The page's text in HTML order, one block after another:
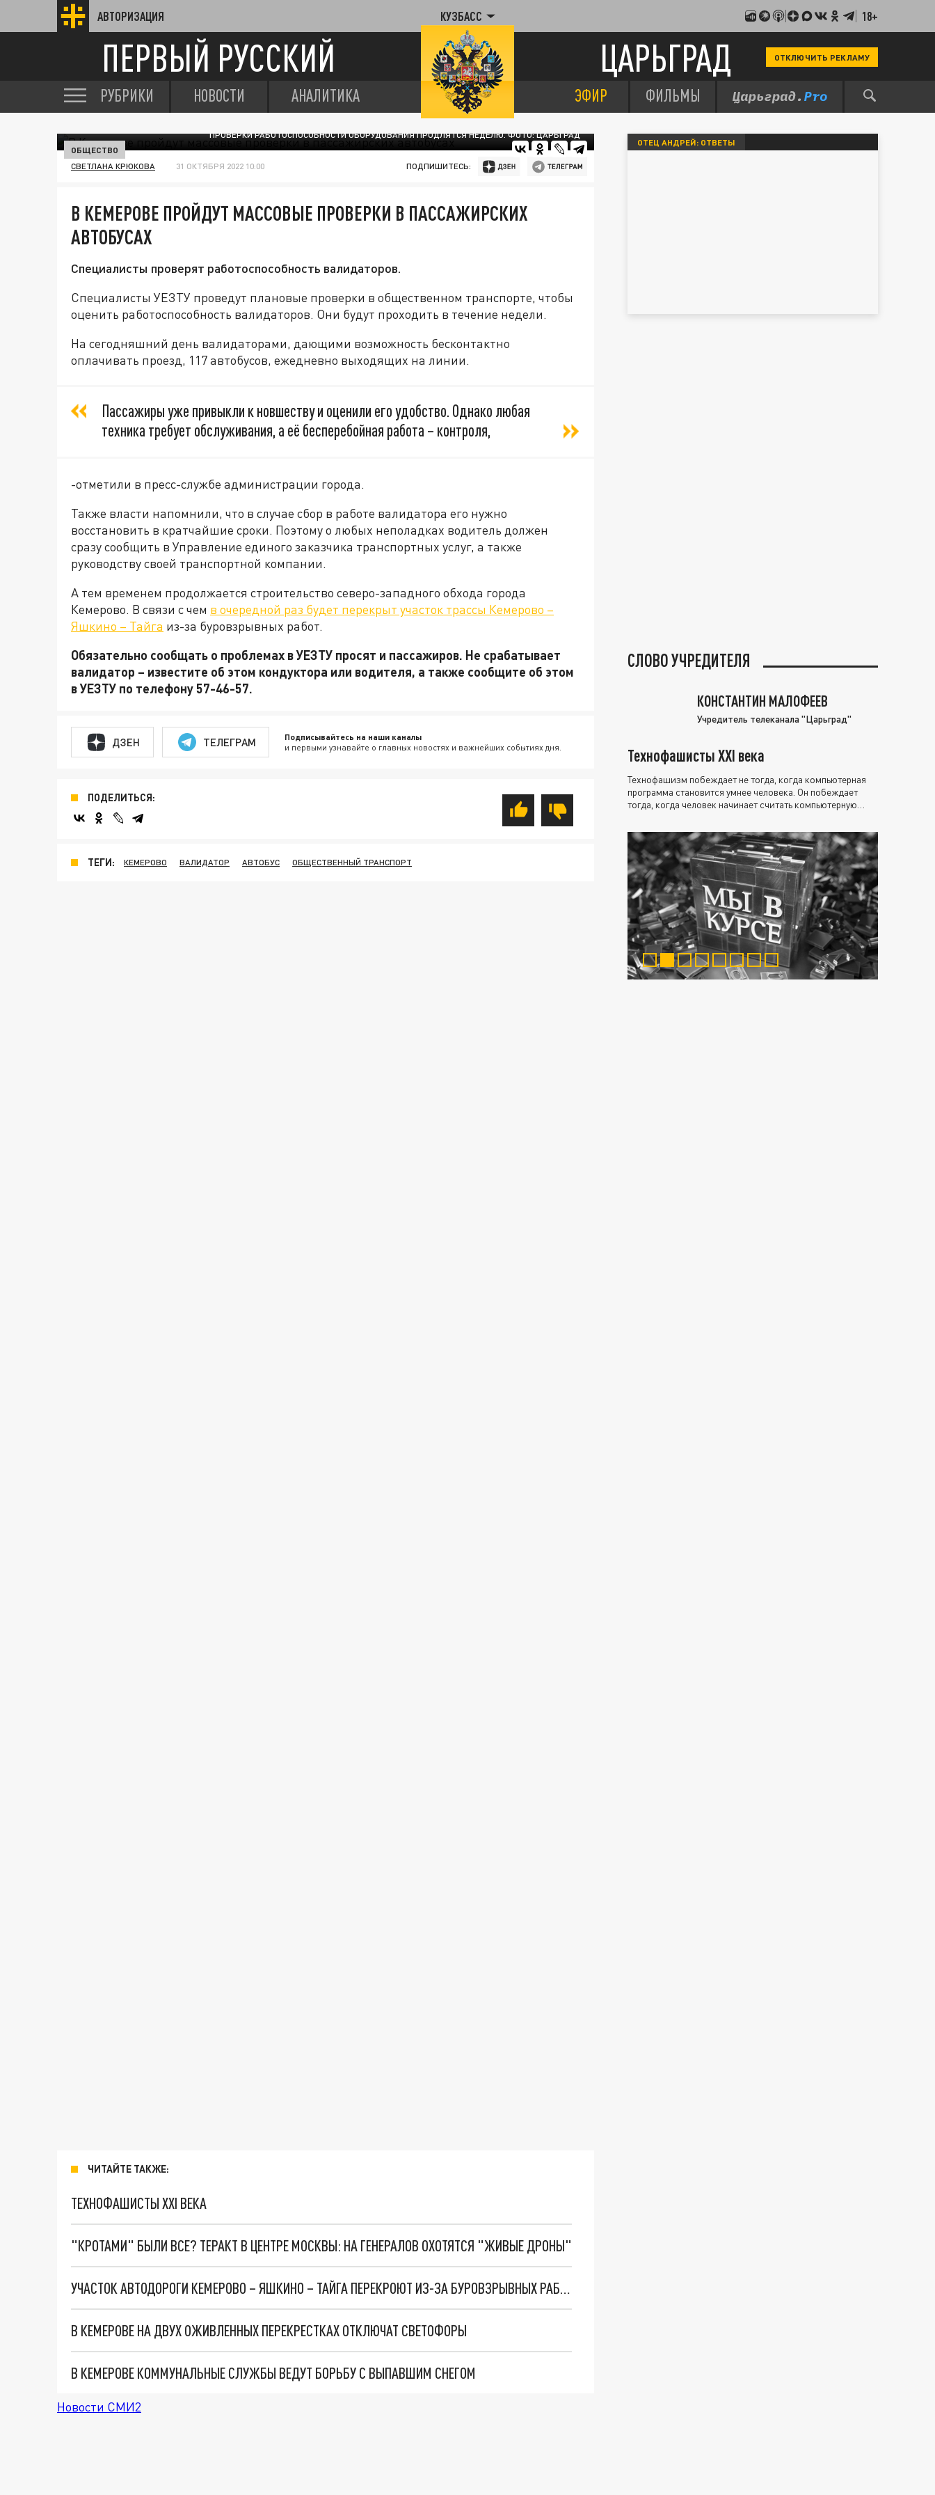
АВТОРИЗАЦИЯ КУЗБАСС 18+
ПЕРВЫЙ РУССКИЙ ЦАРЬГРАД ОТКЛЮЧИТЬ РЕКЛАМУ
РУБРИКИ НОВОСТИ АНАЛИТИКА ЭФИР ФИЛЬМЫ
ПРОВЕРКИ РАБОТОСПОСОБНОСТИ ОБОРУДОВАНИЯ ПРОДЛЯТСЯ НЕДЕЛЮ. ФОТО: ЦАРЬГРАД
ОБЩЕСТВО
СВЕТЛАНА КРЮКОВА 31 ОКТЯБРЯ 2022 10:00 ПОДПИШИТЕСЬ:
В КЕМЕРОВЕ ПРОЙДУТ МАССОВЫЕ ПРОВЕРКИ В ПАССАЖИРСКИХ
АВТОБУСАХ
Специалисты проверят работоспособность валидаторов.
Специалисты УЕЗТУ проведут плановые проверки в общественном транспорте, чтобы
оценить работоспособность валидаторов. Они будут проходить в течение недели.
На сегодняшний день валидаторами, дающими возможность бесконтактно
оплачивать проезд, 117 автобусов, ежедневно выходящих на линии.
Пассажиры уже привыкли к новшеству и оценили его удобство. Однако любая
техника требует обслуживания, а её бесперебойная работа – контроля,
-отметили в пресс-службе администрации города.
Также власти напомнили, что в случае сбор в работе валидатора его нужно
восстановить в кратчайшие сроки. Поэтому о любых неполадках водитель должен
сразу сообщить в Управление единого заказчика транспортных услуг, а также
руководству своей транспортной компании.
А тем временем продолжается строительство северо-западного обхода города
Кемерово. В связи с чем в очередной раз будет перекрыт участок трассы Кемерово –
Яшкино – Тайга из-за буровзрывных работ.
Обязательно сообщать о проблемах в УЕЗТУ просят и пассажиров. Не срабатывает
валидатор – известите об этом кондуктора или водителя, а также сообщите об этом
в УЕЗТУ по телефону 57-46-57.
ДЗЕН ТЕЛЕГРАМ Подписывайтесь на наши каналы
и первыми узнавайте о главных новостях и важнейших событиях дня.
ПОДЕЛИТЬСЯ:
ТЕГИ: КЕМЕРОВО ВАЛИДАТОР АВТОБУС ОБЩЕСТВЕННЫЙ ТРАНСПОРТ
ЧИТАЙТЕ ТАКЖЕ:
ТЕХНОФАШИСТЫ XXI ВЕКА
"КРОТАМИ" БЫЛИ ВСЕ? ТЕРАКТ В ЦЕНТРЕ МОСКВЫ: НА ГЕНЕРАЛОВ ОХОТЯТСЯ "ЖИВЫЕ ДРОНЫ"
УЧАСТОК АВТОДОРОГИ КЕМЕРОВО – ЯШКИНО – ТАЙГА ПЕРЕКРОЮТ ИЗ-ЗА БУРОВЗРЫВНЫХ РАБОТ
В КЕМЕРОВЕ НА ДВУХ ОЖИВЛЕННЫХ ПЕРЕКРЕСТКАХ ОТКЛЮЧАТ СВЕТОФОРЫ
В КЕМЕРОВЕ КОММУНАЛЬНЫЕ СЛУЖБЫ ВЕДУТ БОРЬБУ С ВЫПАВШИМ СНЕГОМ
Новости СМИ2
ОТЕЦ АНДРЕЙ: ОТВЕТЫ
СЛОВО УЧРЕДИТЕЛЯ
КОНСТАНТИН МАЛОФЕЕВ
Учредитель телеканала "Царьград"
Технофашисты XXI века
Технофашизм побеждает не тогда, когда компьютерная
программа становится умнее человека. Он побеждает
тогда, когда человек начинает считать компьютерную